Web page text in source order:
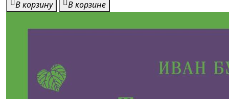
В корзину
В корзине